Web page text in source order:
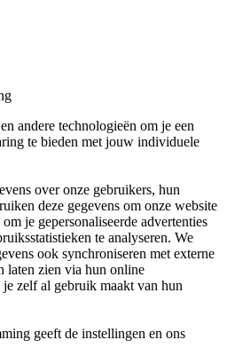
andere technologieën om je een
te bieden met jouw individuele
over onze gebruikers, hun
deze gegevens om onze website
je gepersonaliseerde advertenties
te analyseren. We
ook synchroniseren met externe
laten zien via hun online
zelf al gebruik maakt van hun
geeft de instellingen en ons